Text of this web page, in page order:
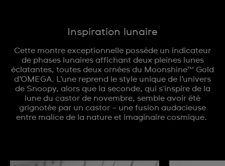
Inspiration lunaire
Cette montre exceptionnelle possède un indicateur
de phases lunaires affichant deux pleines lunes
éclatantes, toutes deux ornées du Moonshine™ Gold
d’OMEGA. L’une reprend le style unique de l’univers
de Snoopy, alors que la seconde, qui s'inspire de la
lune du castor de novembre, semble avoir été
grignotée par un castor – une fusion audacieuse
entre malice de la nature et imaginaire cosmique.